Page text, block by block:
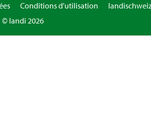
Conditions d'utilisation
© landi 2026